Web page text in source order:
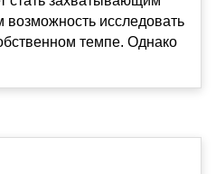
исследовать
темпе. Однако